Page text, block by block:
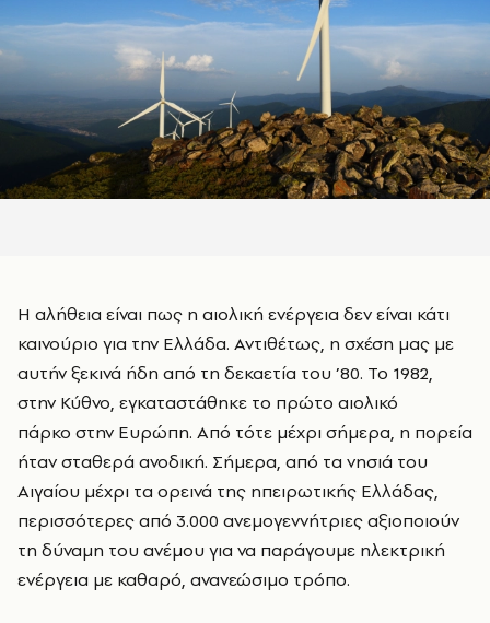
Η αλήθεια είναι πως η αιολική ενέργεια δεν είναι κάτι
καινούριο για την Ελλάδα. Αντιθέτως, η σχέση μας με
αυτήν ξεκινά ήδη από τη δεκαετία του ’80. Το 1982,
στην Κύθνο, εγκαταστάθηκε το πρώτο αιολικό
πάρκο στην Ευρώπη. Από τότε μέχρι σήμερα, η πορεία
ήταν σταθερά ανοδική. Σήμερα, από τα νησιά του
Αιγαίου μέχρι τα ορεινά της ηπειρωτικής Ελλάδας,
περισσότερες από 3.000 ανεμογεννήτριες αξιοποιούν
τη δύναμη του ανέμου για να παράγουμε ηλεκτρική
ενέργεια με καθαρό, ανανεώσιμο τρόπο.